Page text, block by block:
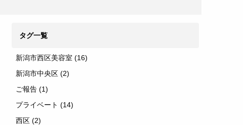
タグ一覧
新潟市西区美容室 (16)
新潟市中央区 (2)
ご報告 (1)
プライベート (14)
西区 (2)